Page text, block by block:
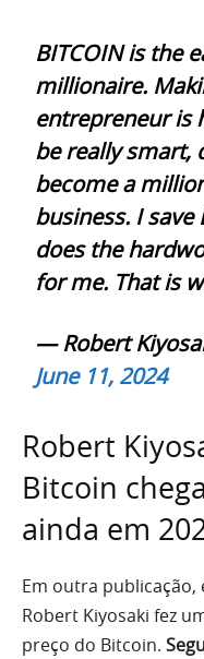
BITCOIN is the
millionaire.
entrepreneur is
be really smart,
become a
business. I
does the
for me. That is
— Robert
June 11, 2024
Robert
Bitcoin
ainda em
Em outra publicação,
Robert Kiyosaki fez
preço do Bitcoin.